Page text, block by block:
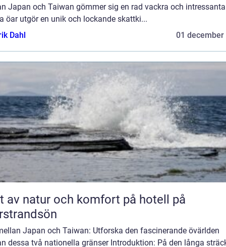
Japan och Taiwan gömmer sig en rad vackra och
öar utgör en unik och lockande skattki...
Dahl
01 december
av natur och komfort på hotell på
Japan och Taiwan: Utforska den fascinerande övärlden
dessa två nationella gränser Introduktion: På den långa